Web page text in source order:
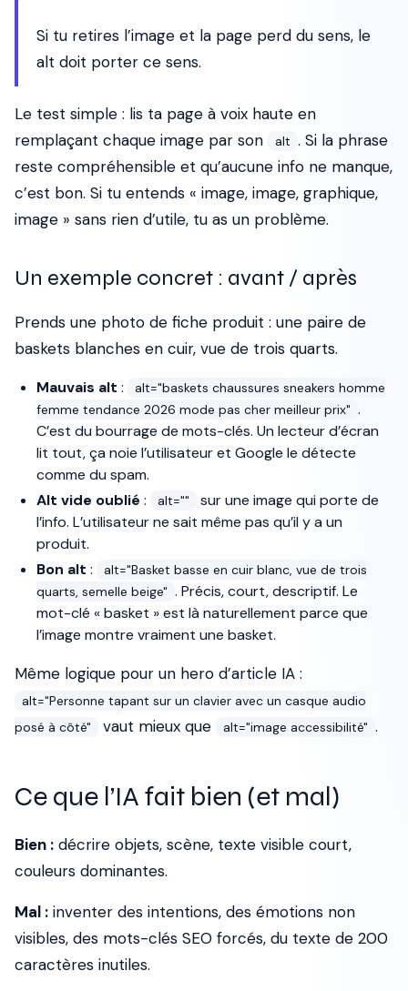
Si tu retires l’image et la page perd du sens, le
alt doit porter ce sens.
Le test simple : lis ta page à voix haute en
remplaçant chaque image par son
alt . Si la phrase
reste compréhensible et qu’aucune info ne manque,
c’est bon. Si tu entends « image, image, graphique,
image » sans rien d’utile, tu as un problème.
Un exemple concret : avant / après
Prends une photo de fiche produit : une paire de
baskets blanches en cuir, vue de trois quarts.
Mauvais alt :
alt="baskets chaussures sneakers homme
femme tendance 2026 mode pas cher meilleur prix" .
C’est du bourrage de mots-clés. Un lecteur d’écran
lit tout, ça noie l’utilisateur et Google le détecte
comme du spam.
Alt vide oublié : alt=""
sur une image qui porte de
l’info. L’utilisateur ne sait même pas qu’il y a un
produit.
Bon alt :
alt="Basket basse en cuir blanc, vue de trois
quarts, semelle beige" . Précis, court, descriptif. Le
mot-clé « basket » est là naturellement parce que
l’image montre vraiment une basket.
Même logique pour un hero d’article IA :
alt="Personne tapant sur un clavier avec un casque audio
posé à côté"
vaut mieux que alt="image accessibilité" .
Ce que l’IA fait bien (et mal)
Bien : décrire objets, scène, texte visible court,
couleurs dominantes.
Mal : inventer des intentions, des émotions non
visibles, des mots-clés SEO forcés, du texte de 200
caractères inutiles.